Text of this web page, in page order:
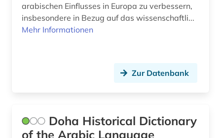
arabischen Einflusses in Europa zu verbessern,
insbesondere in Bezug auf das wissenschaftli...
Mehr Informationen
Zur Datenbank
Doha Historical Dictionary
of the Arabic Language